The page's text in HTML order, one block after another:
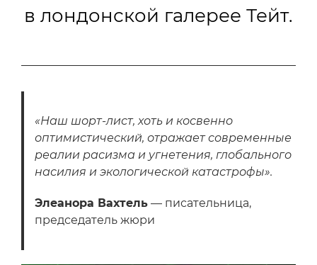
в лондонской галерее Тейт.
«Наш шорт-лист, хоть и косвенно
оптимистический, отражает современные
реалии расизма и угнетения, глобального
насилия и экологической катастрофы».
Элеанора Вахтель — писательница,
председатель жюри